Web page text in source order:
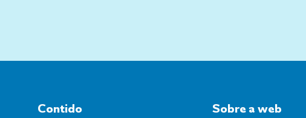
Contido
Sobre a web